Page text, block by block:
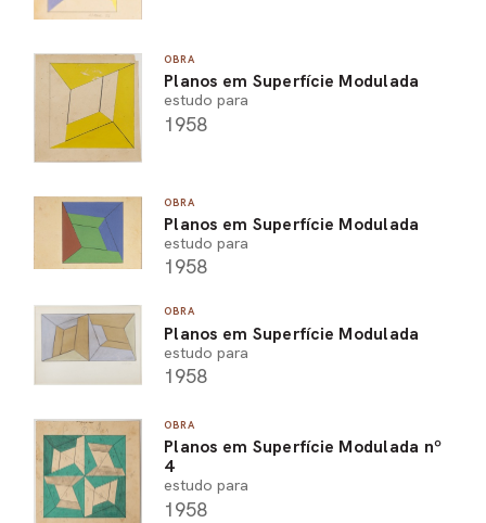
OBRA
Planos em Superfície Modulada
estudo para
1958
OBRA
Planos em Superfície Modulada
estudo para
1958
OBRA
Planos em Superfície Modulada
estudo para
1958
OBRA
Planos em Superfície Modulada nº
4
estudo para
1958